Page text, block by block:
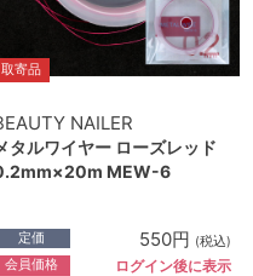
取寄品
NAILER
タルワイヤー ローズレッド
MEW-6
定価 550円 (税込)
会員価格 ログイン後に表示